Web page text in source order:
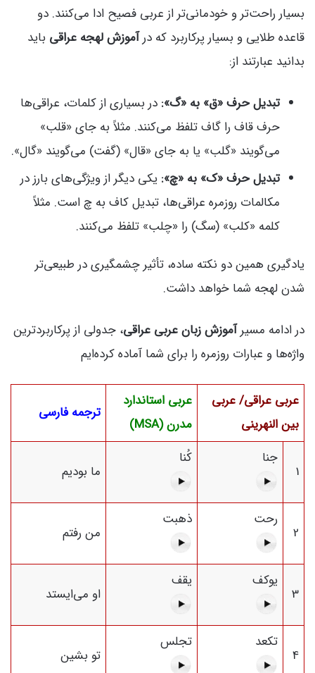
بسیار راحت‌تر و خودمانی‌تر از عربی فصیح ادا می‌کنند. دو
قاعده طلایی و بسیار پرکاربرد که درآموزش لهجه عراقی باید
بدانید عبارتند از:
تبدیل حرف «ق» به «گ»: در بسیاری از کلمات، عراقی‌ها
حرف قاف را گاف تلفظ می‌کنند. مثلاً به جای «قلب»
می‌گویند «گلب» یا به جای «قال» (گفت) می‌گویند «گال».
تبدیل حرف «ک» به «چ»: یکی دیگر از ویژگی‌های بارز در
مکالمات روزمره عراقی‌ها، تبدیل کاف به چ است. مثلاً
کلمه «کلب» (سگ) را «چلب» تلفظ می‌کنند.
یادگیری همین دو نکته ساده، تأثیر چشمگیری در طبیعی‌تر
شدن لهجه شما خواهد داشت.
در ادامه مسیرآموزش زبان عربی عراقی، جدولی از پرکاربردترین
واژه‌ها و عبارات روزمره را برای شما آماده کرده‌ایم
عربی عراقی/ عربی
بین النهرینی
عربی استاندارد
مدرن (MSA)
ترجمه فارسی
1
جنا كُنا
ما بودیم
2
رحت ذهبت
من رفتم
3
یوکف یقف
او می‌ایستد
4
تکعد تجلس
تو بشین